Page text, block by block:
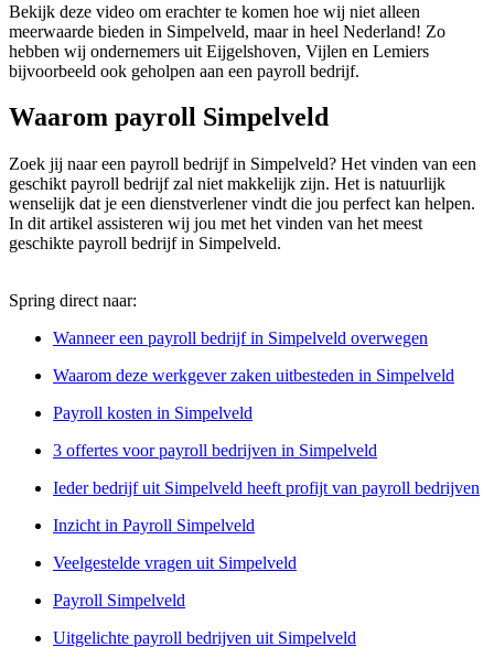
Bekijk deze video om erachter te komen hoe wij niet alleen
meerwaarde bieden in Simpelveld, maar in heel Nederland! Zo
hebben wij ondernemers uit Eijgelshoven, Vijlen en Lemiers
bijvoorbeeld ook geholpen aan een payroll bedrijf.
Waarom payroll Simpelveld
Zoek jij naar een payroll bedrijf in Simpelveld? Het vinden van een
geschikt payroll bedrijf zal niet makkelijk zijn. Het is natuurlijk
wenselijk dat je een dienstverlener vindt die jou perfect kan helpen.
In dit artikel assisteren wij jou met het vinden van het meest
geschikte payroll bedrijf in Simpelveld.
Spring direct naar:
Wanneer een payroll bedrijf in Simpelveld overwegen
Waarom deze werkgever zaken uitbesteden in Simpelveld
Payroll kosten in Simpelveld
3 offertes voor payroll bedrijven in Simpelveld
Ieder bedrijf uit Simpelveld heeft profijt van payroll bedrijven
Inzicht in Payroll Simpelveld
Veelgestelde vragen uit Simpelveld
Payroll Simpelveld
Uitgelichte payroll bedrijven uit Simpelveld